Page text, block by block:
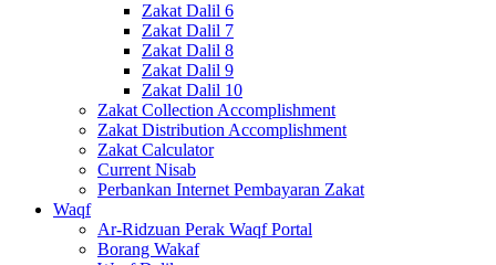
Zakat Dalil 6
Zakat Dalil 7
Zakat Dalil 8
Zakat Dalil 9
Zakat Dalil 10
Zakat Collection Accomplishment
Zakat Distribution Accomplishment
Zakat Calculator
Current Nisab
Perbankan Internet Pembayaran Zakat
Waqf
Ar-Ridzuan Perak Waqf Portal
Borang Wakaf